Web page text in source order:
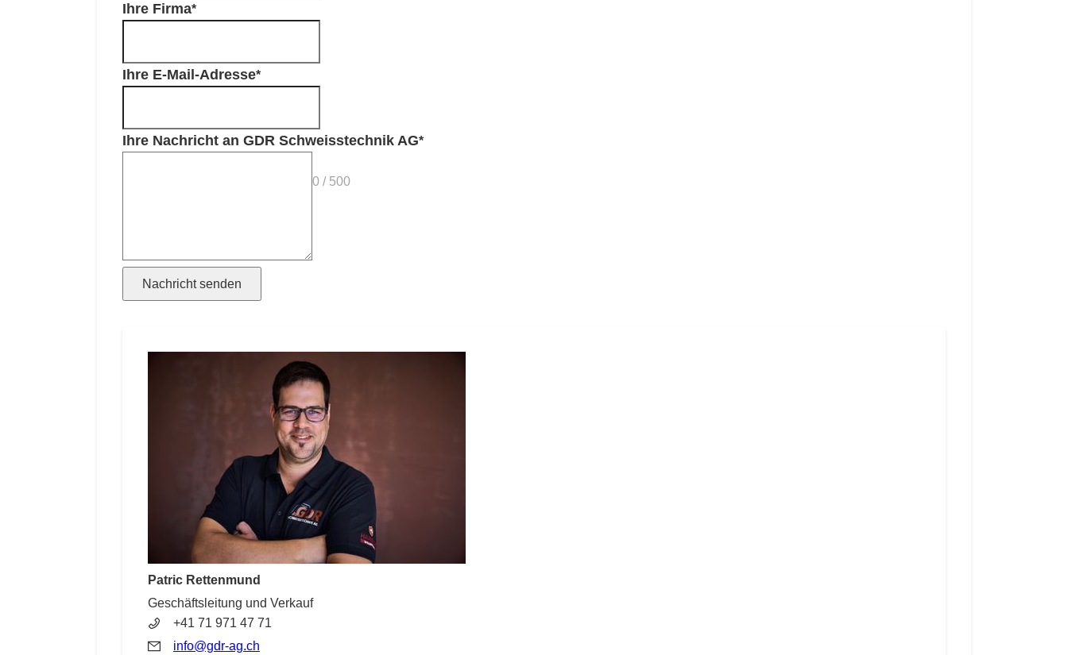
Ihre Firma
Ihre E-Mail-Adresse
Ihre Nachricht an GDR Schweisstechnik AG
0 / 500
Nachricht senden
Patric Rettenmund
Geschäftsleitung und Verkauf
+41 71 971 47 71
info@gdr-ag.ch